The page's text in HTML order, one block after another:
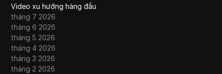
Video xu hướng hàng đầu
tháng 7 2026
tháng 6 2026
tháng 5 2026
tháng 4 2026
tháng 3 2026
tháng 2 2026